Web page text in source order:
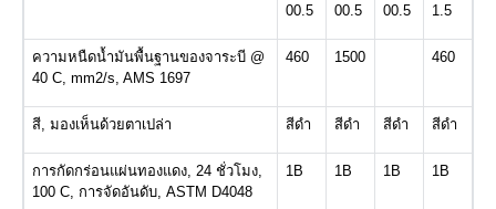
00.5
00.5
00.5
1.5
ความหนืดน้ำมันพื้นฐานของจาระบี @
40 C, mm2/s, AMS 1697
460 1500 460
สี, มองเห็นด้วยตาเปล่า สีดำ สีดำ สีดำ สีดำ
การกัดกร่อนแผ่นทองแดง, 24 ชั่วโมง,
100 C, การจัดอันดับ, ASTM D4048
1B 1B 1B 1B